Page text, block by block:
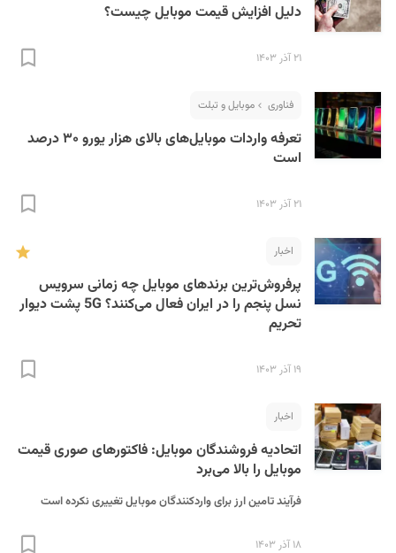
دلیل افزایش قیمت موبایل چیست؟
۲۱ آذر ۱۴۰۳
فناوری موبایل و تبلت
تعرفه واردات موبایل‌های بالای هزار یورو ۳۰ درصد
است
۲۱ آذر ۱۴۰۳
اخبار
پرفروش‌ترین برندهای موبایل چه زمانی سرویس
نسل پنجم را در ایران فعال می‌کنند؟ 5G پشت دیوار
تحریم
۱۹ آذر ۱۴۰۳
اخبار
اتحادیه فروشندگان موبایل: فاکتورهای صوری قیمت
موبایل را بالا می‌برد
فرآیند تامین ارز برای واردکنندگان موبایل تغییری نکرده است
۱۸ آذر ۱۴۰۳